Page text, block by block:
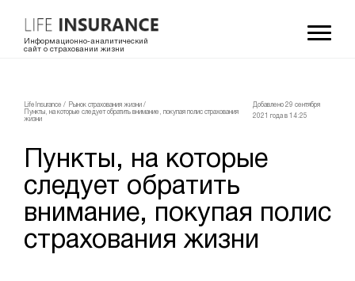
Информационно-аналитический
сайт о страховании жизни
LifeInsurance / Рынок страхования жизни /
Пункты, на которые следует обратить внимание, покупая полис страхования
жизни
Добавлено 29 сентября
2021 года в 14:25
Пункты, на которые
следует обратить
внимание, покупая полис
страхования жизни